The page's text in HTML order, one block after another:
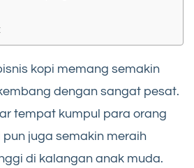
kopi memang semakin
dengan sangat pesat.
tempat kumpul para orang
juga semakin meraih
di kalangan anak muda.